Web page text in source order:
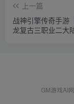
上一篇
战神引擎传奇手游
龙复古三职业二大
GM游戏AI